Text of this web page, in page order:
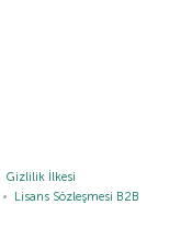
Gizlilik İlkesi
Lisans Sözleşmesi B2B